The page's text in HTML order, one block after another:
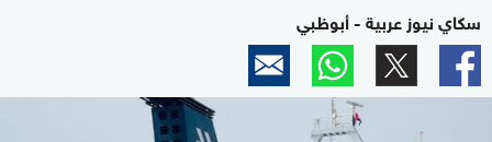
سكاي نيوز عربية - أبوظبي